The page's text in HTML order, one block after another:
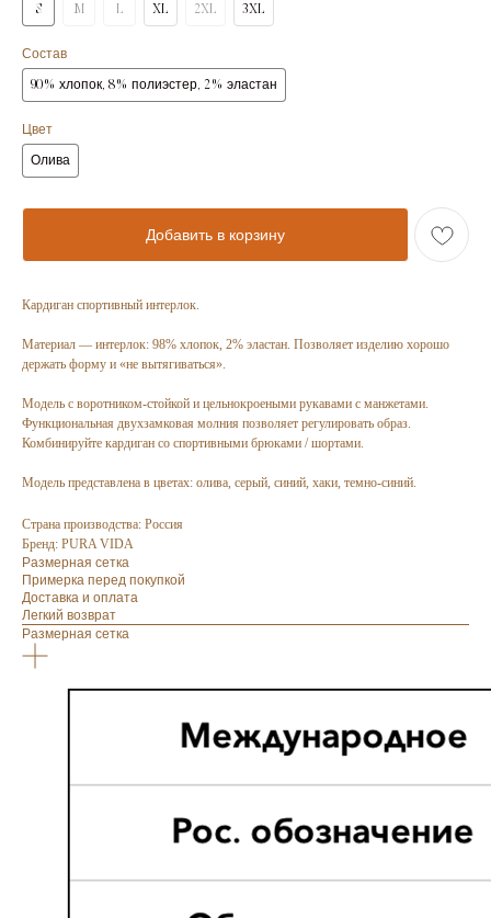
S M L XL 2XL 3XL
Состав
90% хлопок, 8% полиэстер, 2% эластан
Цвет
Олива
Добавить в корзину
Кардиган спортивный интерлок.
Материал — интерлок: 98% хлопок, 2% эластан. Позволяет изделию хорошо
держать форму и «не вытягиваться».
Модель с воротником-стойкой и цельнокроеными рукавами с манжетами.
Функциональная двухзамковая молния позволяет регулировать образ.
Комбинируйте кардиган со спортивными брюками / шортами.
Модель представлена в цветах: олива, серый, синий, хаки, темно-синий.
Страна производства: Россия
Бренд: PURA VIDA
Размерная сетка
Примерка перед покупкой
Доставка и оплата
Легкий возврат
Размерная сетка